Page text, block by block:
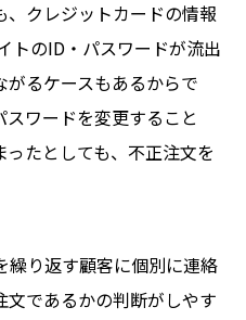
クレジットカードの情報
トのID・パスワードが流出
るケースもあるからで
ワードを変更すること
たとしても、不正注文を
繰り返す顧客に個別に連絡
であるかの判断がしやす